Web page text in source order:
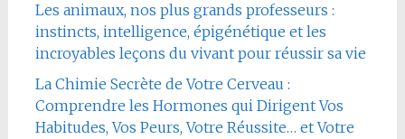
Les animaux, nos plus grands professeurs :
instincts, intelligence, épigénétique et les
incroyables leçons du vivant pour réussir sa vie
La Chimie Secrète de Votre Cerveau :
Comprendre les Hormones qui Dirigent Vos
Habitudes, Vos Peurs, Votre Réussite… et Votre